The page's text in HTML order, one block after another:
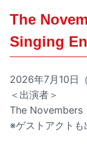
The
Singing
2026年7月10日
＜出演者＞
The Novembers
※ゲストアクトも